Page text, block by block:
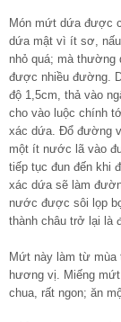
Món mứt dứa được
dứa mật vì ít sơ,
nhỏ quá; mà thường
được nhiều đường.
độ 1,5cm, thả vào
cho vào luộc chính
xác dứa. Đổ đường
một ít nước lã vào
tiếp tục đun đến khi
xác dứa sẽ làm
nước được sôi lọp
thành châu trở lại là
Mứt này làm từ mùa
hương vị. Miếng
chua, rất ngon; ăn